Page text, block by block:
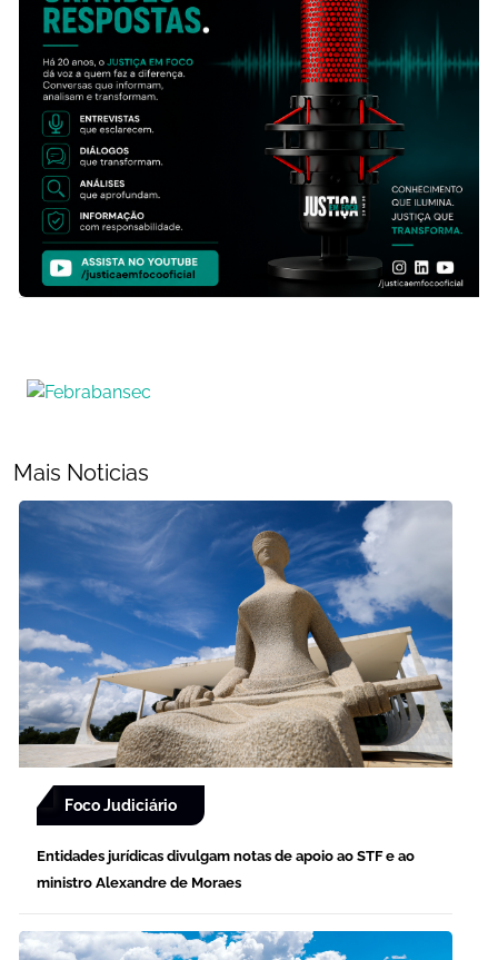
Mais Noticias
Foco Judiciário
Entidades jurídicas divulgam notas de apoio ao STF e ao
ministro Alexandre de Moraes